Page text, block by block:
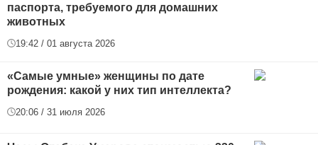
паспорта, требуемого для домашних
животных
19:42 / 01 августа 2026
«Самые умные» женщины по дате
рождения: какой у них тип интеллекта?
20:06 / 31 июля 2026